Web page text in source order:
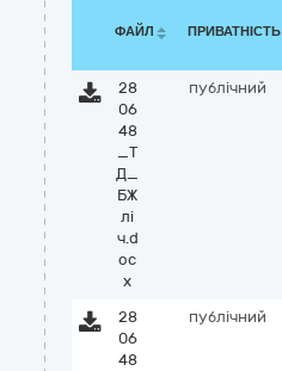
ФАЙЛ ПРИВАТНІСТЬ
28
06
48
_Т
Д_
БЖ
лі
ч.d
oc
x
публічний
28
06
48
публічний